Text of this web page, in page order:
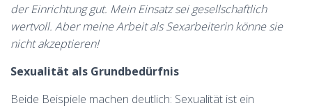
der Einrichtung gut. Mein Einsatz sei gesellschaftlich
wertvoll. Aber meine Arbeit als Sexarbeiterin könne sie
nicht akzeptieren!
Sexualität als Grundbedürfnis
Beide Beispiele machen deutlich: Sexualität ist ein